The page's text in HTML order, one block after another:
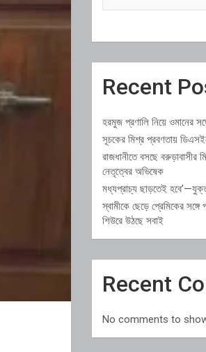
Recent
হরমুজ প্রণালি নিয়ে ওমানের
সূচকের মিশ্র প্রবণতায়
রাজধানীতে বসছে
নেতৃত্বের অভিষেক
মধ্যপ্রাচ্য ছাড়তেই
স্বামীকে ছেড়ে প্রেমিকের
শিউরে উঠছে সবাই
Recent
No comments to